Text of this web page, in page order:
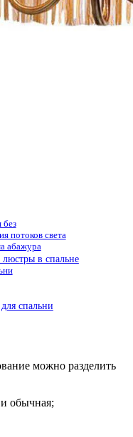
без
потоков света
абажура
в спальне
спальни
можно разделить
обычная;